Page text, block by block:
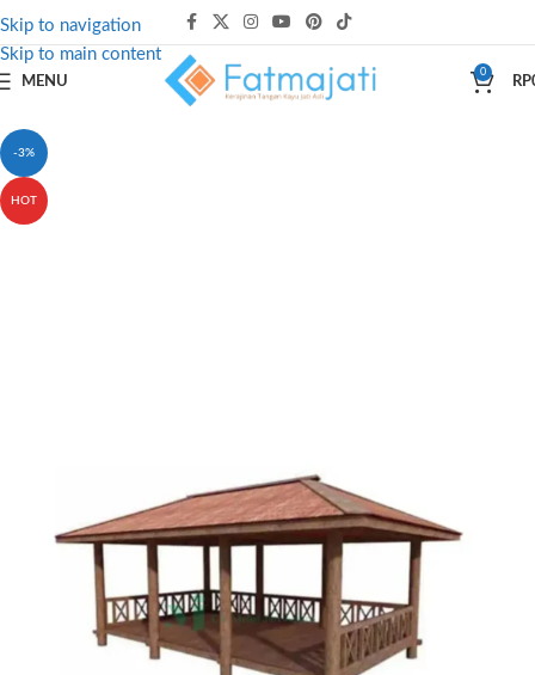
Skip to navigation
Skip to main content
MENU
0
RP
-3%
HOT